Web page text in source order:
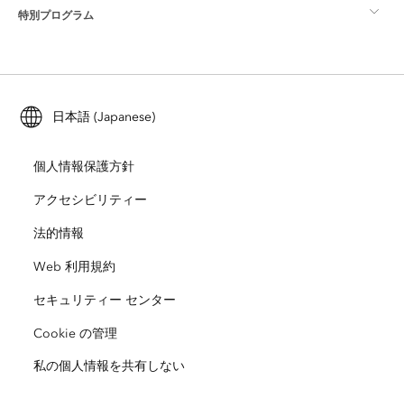
Esri ストア
ユーザー調査およびテスト
Esri Young Professionals Network
ロケーション インテリジェンス
トレーニング
ArcUser
ArcNews
ArcWatch
Esri Press
Esri ビデオ
Esri について
採用情報
オープンビジョン
企業行動規範
サイトマップ
特別プログラム
ArcGIS for Student Use
自然保護
教育機関
人種的平等
日本語 (Japanese)
個人情報保護方針
アクセシビリティー
法的情報
Web 利用規約
セキュリティー センター
Cookie の管理
私の個人情報を共有しない